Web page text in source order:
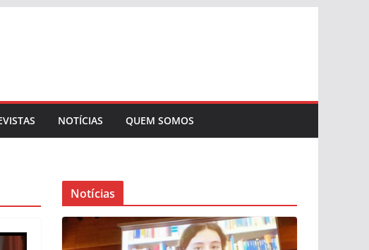
NOTÍCIAS QUEM SOMOS
Notícias